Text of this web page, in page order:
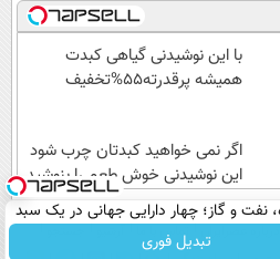
می کند
داری؟
اینجا
سریع
عملکرد
گروه
اسنپ
با این نوشیدنی گیاهی کبدت
همیشه پرقدرته55%تخفیف
اگر نمی خواهید کبدتان چرب شود
این نوشیدنی خوش طعم را بنوشید
نفت و گاز؛ چهار دارایی جهانی در یک سبد
تبدیل فوری
تماس با ما